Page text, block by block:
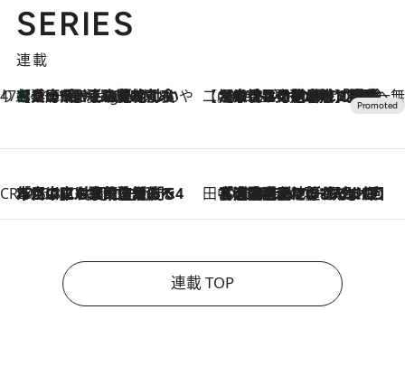
SERIES
連載
47都道府県の手みやげ ひんやりスイーツで夏を満喫
11 Hours Ago
【兵庫県】この夏絶対食べたい 冷やしておいしいおやつ3選 淡路島の恵みをジェラートに集約 【CREA×星野リゾート】唯一無二。癒しと発見が待つ場所へ
2026.8.7
【トンボの足水浴】ヒノキの香りに包まれて涼感マックス！約13℃の湧水かけ流しを避暑地「星野温泉 トンボの湯」で体験
CREA'S CHOICE
2026.8.7
「立川にも歌舞伎があるんだよ」 片岡仁左衛門・市川中車ら豪華座組みで4年目の立川立飛歌舞伎へ 田中稲の勝手に再ブーム
2026.8.7
「湘南乃風に憧れて」観客大盛上がりの“タオル回し”に、ラッパー顔負けの高速歌唱まで…さだまさし（74）のアグレッシブすぎる現在地
連載 TOP